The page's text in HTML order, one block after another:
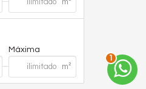
Máxima
1